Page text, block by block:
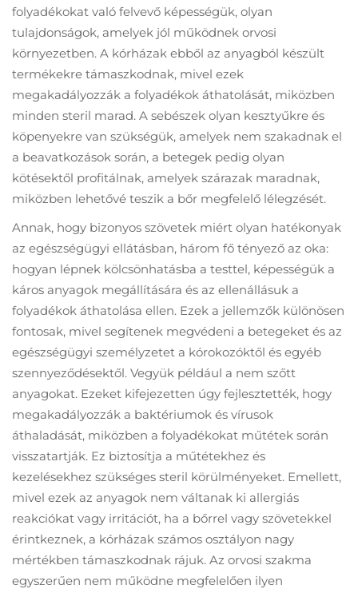
folyadékokat való felvevő képességük, olyan
tulajdonságok, amelyek jól működnek orvosi
környezetben. A kórházak ebből az anyagból készült
termékekre támaszkodnak, mivel ezek
megakadályozzák a folyadékok áthatolását, miközben
minden steril marad. A sebészek olyan kesztyűkre és
köpenyekre van szükségük, amelyek nem szakadnak el
a beavatkozások során, a betegek pedig olyan
kötésektől profitálnak, amelyek szárazak maradnak,
miközben lehetővé teszik a bőr megfelelő lélegzését.
Annak, hogy bizonyos szövetek miért olyan hatékonyak
az egészségügyi ellátásban, három fő tényező az oka:
hogyan lépnek kölcsönhatásba a testtel, képességük a
káros anyagok megállítására és az ellenállásuk a
folyadékok áthatolása ellen. Ezek a jellemzők különösen
fontosak, mivel segítenek megvédeni a betegeket és az
egészségügyi személyzetet a kórokozóktől és egyéb
szennyeződésektől. Vegyük például a nem szőtt
anyagokat. Ezeket kifejezetten úgy fejlesztették, hogy
megakadályozzák a baktériumok és vírusok
áthaladását, miközben a folyadékokat műtétek során
visszatartják. Ez biztosítja a műtétekhez és
kezelésekhez szükséges steril körülményeket. Emellett,
mivel ezek az anyagok nem váltanak ki allergiás
reakciókat vagy irritációt, ha a bőrrel vagy szövetekkel
érintkeznek, a kórházak számos osztályon nagy
mértékben támaszkodnak rájuk. Az orvosi szakma
egyszerűen nem működne megfelelően ilyen